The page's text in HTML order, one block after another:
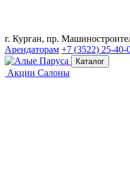
г. Курган, пр.
Арендаторам +7 (3522) 25-40-
Каталог
Акции Салоны